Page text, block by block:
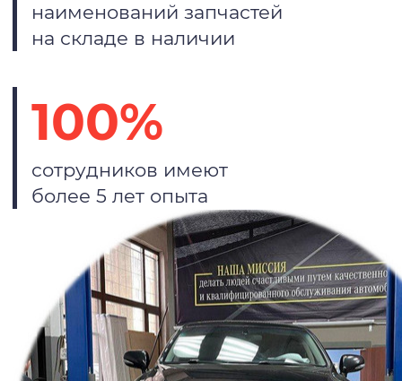
наименований запчастей
на складе в наличии
100%
сотрудников имеют
более 5 лет опыта